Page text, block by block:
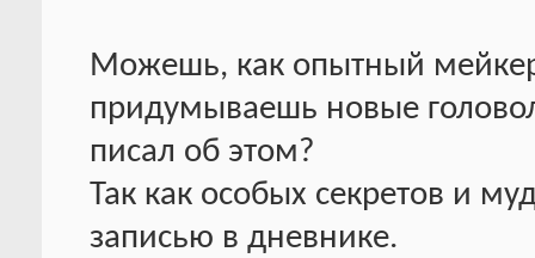
Можешь, как опытный
придумываешь новые
писал об этом?
Так как особых секретов и
записью в дневнике.